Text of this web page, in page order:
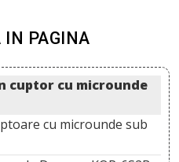
IN PAGINA
cuptor cu microunde
cu microunde sub